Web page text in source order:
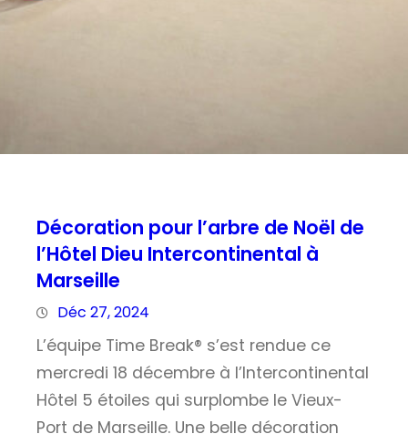
Décoration pour l’arbre de Noël de
l’Hôtel Dieu Intercontinental à
Marseille
Déc 27, 2024
L’équipe Time Break® s’est rendue ce
mercredi 18 décembre à l’Intercontinental
Hôtel 5 étoiles qui surplombe le Vieux-
Port de Marseille. Une belle décoration